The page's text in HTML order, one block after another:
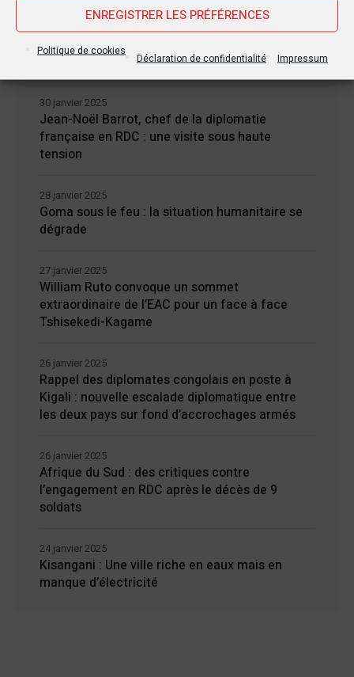
ENREGISTRER LES PRÉFÉRENCES
Politique de cookies
Déclaration de confidentialité Impressum
Nouvelles Récentes
Jean-Noël Barrot, chef de la diplomatie
française en RDC : une visite sous haute
tension
30 janvier 2025
Goma sous le feu : la situation humanitaire se
dégrade
28 janvier 2025
William Ruto convoque un sommet
extraordinaire de l’EAC pour un face à face
Tshisekedi-Kagame
27 janvier 2025
Rappel des diplomates congolais en poste à
Kigali : nouvelle escalade diplomatique entre
les deux pays sur fond d’accrochages armés
26 janvier 2025
Afrique du Sud : des critiques contre
l’engagement en RDC après le décès de 9
soldats
26 janvier 2025
Kisangani : Une ville riche en eaux mais en
manque d’électricité
24 janvier 2025